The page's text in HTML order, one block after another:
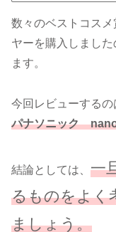
数々のベストコス
ヤーを購入しまし
ます。
今回レビューするの
パナソニック
結論としては、 一
るものをよく
ましょう。